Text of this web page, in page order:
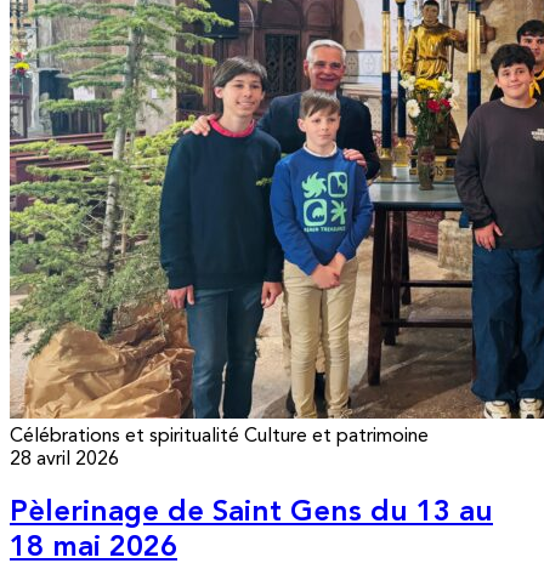
Célébrations et spiritualité Culture et patrimoine
28 avril 2026
Pèlerinage de Saint Gens du 13 au
18 mai 2026